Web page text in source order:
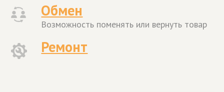
Обмен
Возможность поменять или вернуть товар
Ремонт